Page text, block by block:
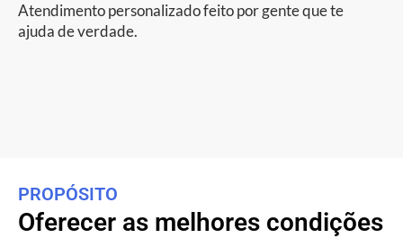
Atendimento personalizado feito por gente que te
ajuda de verdade.
PROPÓSITO
Oferecer as melhores condições